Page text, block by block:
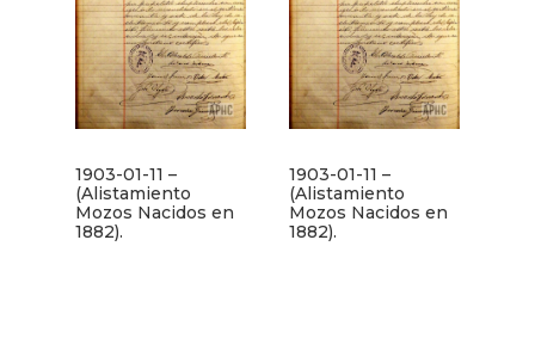
1903-01-11 –
(Alistamiento
Mozos Nacidos en
1882).
1903-01-11 –
(Alistamiento
Mozos Nacidos en
1882).